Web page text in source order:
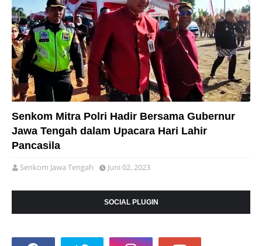
Senkom Mitra Polri Hadir Bersama Gubernur
Jawa Tengah dalam Upacara Hari Lahir
Pancasila
Senkom Jawa Tengah Juni 02, 2023
SOCIAL PLUGIN